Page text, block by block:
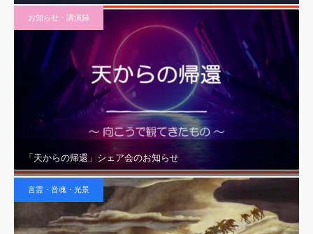
お知らせ・講演録
「天からの帰還」シェア会のお知らせ
言霊・音魂・光景